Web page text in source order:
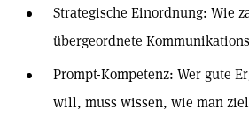
Strategische Einordnung: Wie
übergeordnete
Prompt-Kompetenz: Wer gute
will, muss wissen, wie man